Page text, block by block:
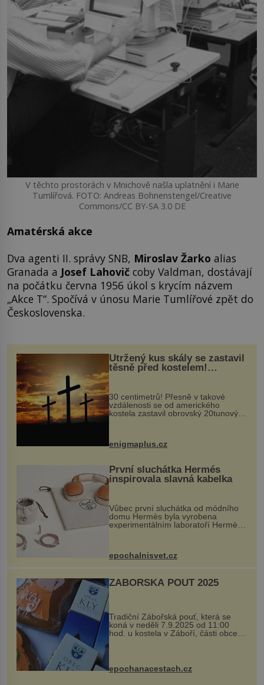
V těchto prostorách v Mnichově našla uplatnění i Marie
Tumlířová. FOTO: Andreas Bohnenstengel/Creative
Commons/CC BY-SA 3.0 DE
Amatérská akce
Dva agenti II. správy SNB, Miroslav Žarko alias
Granada a Josef Lahovič coby Valdman, dostávají
na počátku června 1956 úkol s krycím názvem
„Akce T“. Spočívá v únosu Marie Tumlířové zpět do
Československa.
Utržený kus skály se zastavil
těsně před kostelem!
Ochránila ho boží síla?
30 centimetrů! Přesně v takové
vzdálenosti se od amerického
kostela zastavil obrovský 20tunový
...
enigmaplus.cz
První sluchátka Hermés
inspirovala slavná kabelka
Vůbec první sluchátka od módního
domu Hermès byla vyrobena
experimentálním laboratoří Hermès
kovový...
epochalnisvet.cz
ZÁBOŘSKÁ POUŤ 2025
Tradiční Zábořská pouť, která se
koná v neděli 7.9.2025 od 11:00
hod. u kostela v Záboří, části obce
Kly u Mělníka. V programu naleznete
komentovanou prohlídku kostela,
epochanacestach.cz